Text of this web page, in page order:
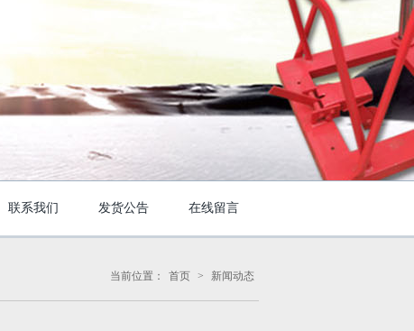
联系我们 发货公告 在线留言
当前位置： 首页 > 新闻动态